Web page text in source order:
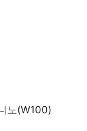
노(W100)